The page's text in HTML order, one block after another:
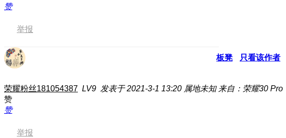
赞
举报
板凳 只看该作者
荣耀粉丝181054387 LV9 发表于 2021-3-1 13:20 属地未知 来自：荣耀30 Pro
赞
赞
举报